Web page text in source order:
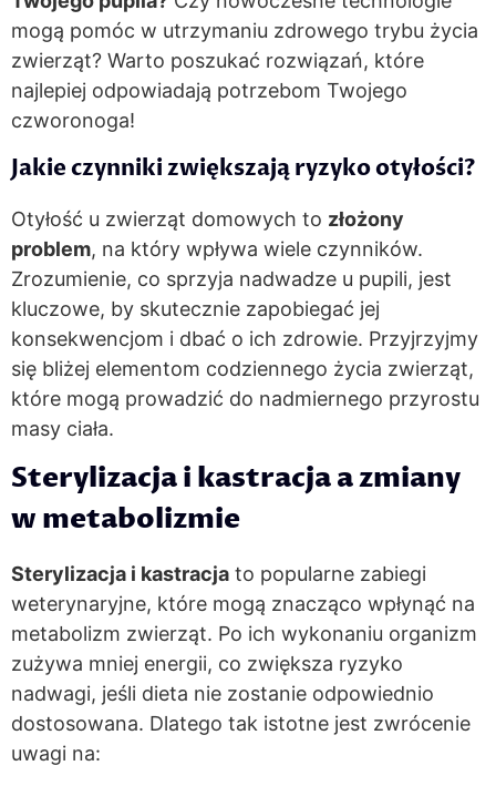
mogą pomóc w utrzymaniu zdrowego trybu życia
zwierząt? Warto poszukać rozwiązań, które
najlepiej odpowiadają potrzebom Twojego
czworonoga!
Jakie czynniki zwiększają ryzyko otyłości?
Otyłość u zwierząt domowych to złożony
problem, na który wpływa wiele czynników.
Zrozumienie, co sprzyja nadwadze u pupili, jest
kluczowe, by skutecznie zapobiegać jej
konsekwencjom i dbać o ich zdrowie. Przyjrzyjmy
się bliżej elementom codziennego życia zwierząt,
które mogą prowadzić do nadmiernego przyrostu
masy ciała.
Sterylizacja i kastracja a zmiany
w metabolizmie
Sterylizacja i kastracja to popularne zabiegi
weterynaryjne, które mogą znacząco wpłynąć na
metabolizm zwierząt. Po ich wykonaniu organizm
zużywa mniej energii, co zwiększa ryzyko
nadwagi, jeśli dieta nie zostanie odpowiednio
dostosowana. Dlatego tak istotne jest zwrócenie
uwagi na: